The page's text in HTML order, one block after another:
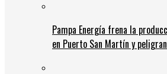
Pampa Energía frena la
en Puerto San Martín y